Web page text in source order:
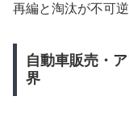
再編と淘汰が不可
自動車販売・
界